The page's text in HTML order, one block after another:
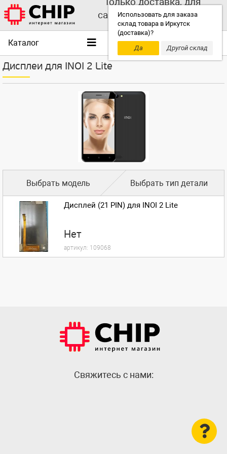
Использовать для заказа
склад товара в Иркутск
(доставка)?
Да
Другой склад
самовывоза выбирайте
другой склад!
Каталог
Дисплеи для INOI 2 Lite
Выбрать модель Выбрать тип детали
Дисплей (21 PIN) для INOI 2 Lite
Нет
артикул: 109068
Cвяжитесь с нами: